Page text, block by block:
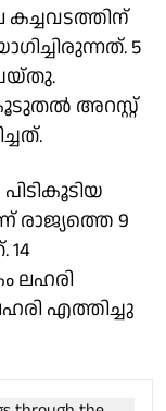
കച്ചവടത്തിന്
5
അറസ്റ്റ്
9
ലഹരി
എത്തിച്ചു